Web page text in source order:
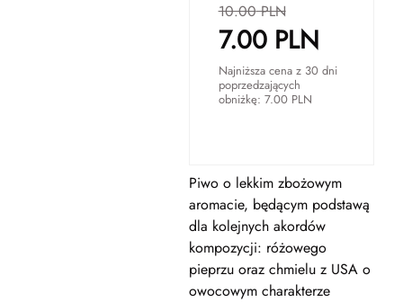
10.00PLN
7.00PLN
Najniższa cena z 30 dni
poprzedzających
obniżkę: 7.00PLN
Piwo o lekkim zbożowym
aromacie, będącym podstawą
dla kolejnych akordów
kompozycji: różowego
pieprzu oraz chmielu z USA o
owocowym charakterze